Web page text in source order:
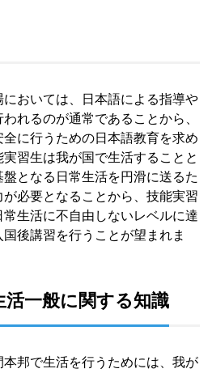
おいては、日本語による指導や
れるのが通常であることから、
に行うための日本語教育を求め
習生は我が国で生活することと
となる日常生活を円滑に送るた
必要となることから、技能実習
生活に不自由しないレベルに達
後講習を行うことが望まれま
活一般に関する知識
邦で生活を行うためには、我が